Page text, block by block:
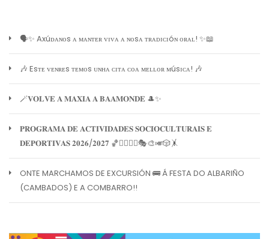
🗣️✨ Axúᴅᴀɴᴏs ᴀ ᴍᴀɴᴛᴇʀ ᴠɪᴠᴀ ᴀ ɴᴏsᴀ ᴛʀᴀᴅɪᴄɪóɴ ᴏʀᴀʟ! ✨📖
🎶 Esᴛᴇ ᴠᴇɴʀᴇs ᴛᴇᴍᴏs ᴜɴʜᴀ ᴄɪᴛᴀ ᴄᴏᴀ ᴍᴇʟʟᴏʀ ᴍúsɪᴄᴀ! 🎶
🪄𝐕𝐎𝐋𝐕𝐄 𝐀 𝐌𝐀𝐗𝐈𝐀 𝐀 𝐁𝐀𝐀𝐌𝐎𝐍𝐃𝐄 🎩✨
𝐏𝐑𝐎𝐆𝐑𝐀𝐌𝐀 𝐃𝐄 𝐀𝐂𝐓𝐈𝐕𝐈𝐃𝐀𝐃𝐄𝐒 𝐒𝐎𝐂𝐈𝐎𝐂𝐔𝐋𝐓𝐔𝐑𝐀𝐈𝐒 𝐄
𝐃𝐄𝐏𝐎𝐑𝐓𝐈𝐕𝐀𝐒 𝟐𝟎𝟐𝟔/𝟐𝟎𝟐𝟕 🏀🏊‍♀️🧘‍♀️🎭🎨🎺🎲🤸
ONTE MARCHAMOS DE EXCURSIÓN 🚌 Á FESTA DO ALBARIÑO
(CAMBADOS) E A COMBARRO!!